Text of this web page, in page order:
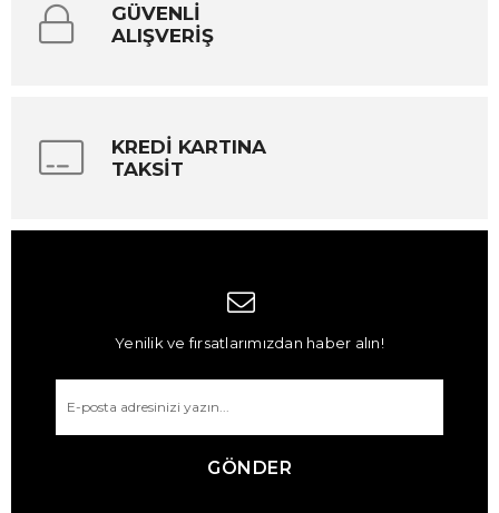
GÜVENLİ
ALIŞVERİŞ
KREDİ KARTINA
TAKSİT
Yenilik ve fırsatlarımızdan haber alın!
GÖNDER